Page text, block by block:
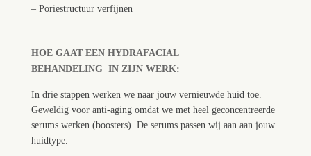
– Poriestructuur verfijnen
HOE GAAT EEN HYDRAFACIAL
BEHANDELING IN ZIJN WERK:
In drie stappen werken we naar jouw vernieuwde huid toe.
Geweldig voor anti-aging omdat we met heel geconcentreerde
serums werken (boosters). De serums passen wij aan aan jouw
huidtype.